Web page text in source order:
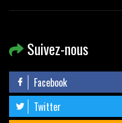
Suivez-nous
Facebook
Twitter